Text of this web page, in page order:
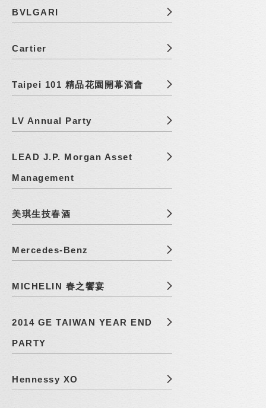
BVLGARI
Cartier
Taipei 101 精品花園開幕酒會
LV Annual Party
LEAD J.P. Morgan Asset
Management
美琪生技春酒
Mercedes-Benz
MICHELIN 春之饗宴
2014 GE TAIWAN YEAR END
PARTY
Hennessy XO